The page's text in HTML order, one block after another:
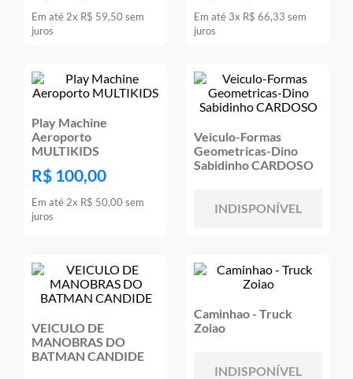
Em até 2x R$ 59,50 sem
juros
Em até 3x R$ 66,33 sem
juros
Play Machine
Aeroporto
MULTIKIDS
R$ 100,00
Em até 2x R$ 50,00 sem
juros
Veiculo-Formas
Geometricas-Dino
Sabidinho CARDOSO
INDISPONÍVEL
VEICULO DE
MANOBRAS DO
BATMAN CANDIDE
Caminhao - Truck
Zoiao
INDISPONÍVEL
7º
boneca
9º
jogos
10 º rainbow high